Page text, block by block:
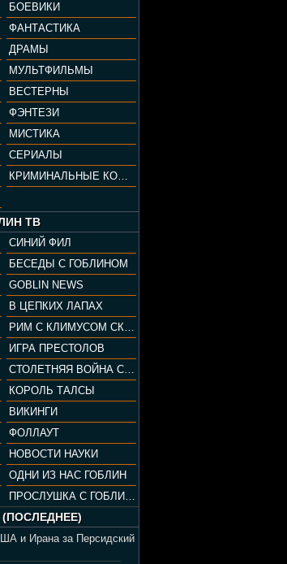
БОЕВИКИ
ФАНТАСТИКА
ДРАМЫ
МУЛЬТФИЛЬМЫ
ВЕСТЕРНЫ
ФЭНТЕЗИ
МИСТИКА
СЕРИАЛЫ
КРИМИНАЛЬНЫЕ КОМЕДИИ
ТВ
СИНИЙ ФИЛ
БЕСЕДЫ С ГОБЛИНОМ
GOBLIN NEWS
В ЦЕПКИХ ЛАПАХ
РИМ С КЛИМУСОМ СКАРАБЕУСОМ
ИГРА ПРЕСТОЛОВ
СТОЛЕТНЯЯ ВОЙНА С КЛИМОМ ЖУКОВЫМ И ГОБЛИНОМ
КОРОЛЬ ТАЛСЫ
ВИКИНГИ
ФОЛЛАУТ
НОВОСТИ НАУКИ
ОДНИ ИЗ НАС ГОБЛИН
ПРОСЛУШКА С ГОБЛИНОМ
и Ирана за Персидский